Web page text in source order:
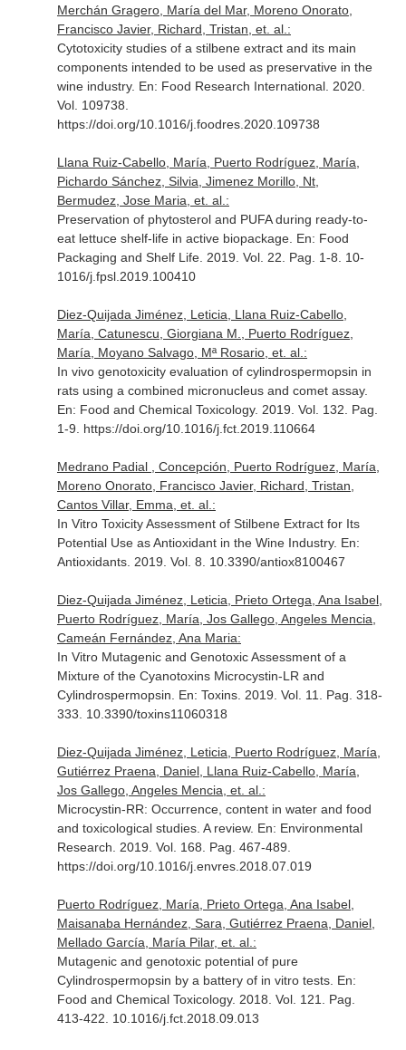
Merchán Gragero, María del Mar, Moreno Onorato,
Francisco Javier, Richard, Tristan, et. al.:
Cytotoxicity studies of a stilbene extract and its main
components intended to be used as preservative in the
wine industry. En: Food Research International. 2020.
Vol. 109738.
https://doi.org/10.1016/j.foodres.2020.109738
Llana Ruiz-Cabello, María, Puerto Rodríguez, María,
Pichardo Sánchez, Silvia, Jimenez Morillo, Nt,
Bermudez, Jose Maria, et. al.:
Preservation of phytosterol and PUFA during ready-to-
eat lettuce shelf-life in active biopackage. En: Food
Packaging and Shelf Life. 2019. Vol. 22. Pag. 1-8. 10-
1016/j.fpsl.2019.100410
Diez-Quijada Jiménez, Leticia, Llana Ruiz-Cabello,
María, Catunescu, Giorgiana M., Puerto Rodríguez,
María, Moyano Salvago, Mª Rosario, et. al.:
In vivo genotoxicity evaluation of cylindrospermopsin in
rats using a combined micronucleus and comet assay.
En: Food and Chemical Toxicology. 2019. Vol. 132. Pag.
1-9. https://doi.org/10.1016/j.fct.2019.110664
Medrano Padial , Concepción, Puerto Rodríguez, María,
Moreno Onorato, Francisco Javier, Richard, Tristan,
Cantos Villar, Emma, et. al.:
In Vitro Toxicity Assessment of Stilbene Extract for Its
Potential Use as Antioxidant in the Wine Industry. En:
Antioxidants. 2019. Vol. 8. 10.3390/antiox8100467
Diez-Quijada Jiménez, Leticia, Prieto Ortega, Ana Isabel,
Puerto Rodríguez, María, Jos Gallego, Angeles Mencia,
Cameán Fernández, Ana Maria:
In Vitro Mutagenic and Genotoxic Assessment of a
Mixture of the Cyanotoxins Microcystin-LR and
Cylindrospermopsin. En: Toxins. 2019. Vol. 11. Pag. 318-
333. 10.3390/toxins11060318
Diez-Quijada Jiménez, Leticia, Puerto Rodríguez, María,
Gutiérrez Praena, Daniel, Llana Ruiz-Cabello, María,
Jos Gallego, Angeles Mencia, et. al.:
Microcystin-RR: Occurrence, content in water and food
and toxicological studies. A review. En: Environmental
Research . 2019. Vol. 168. Pag. 467-489.
https://doi.org/10.1016/j.envres.2018.07.019
Puerto Rodríguez, María, Prieto Ortega, Ana Isabel,
Maisanaba Hernández, Sara, Gutiérrez Praena, Daniel,
Mellado García, María Pilar, et. al.:
Mutagenic and genotoxic potential of pure
Cylindrospermopsin by a battery of in vitro tests. En:
Food and Chemical Toxicology. 2018. Vol. 121. Pag.
413-422. 10.1016/j.fct.2018.09.013